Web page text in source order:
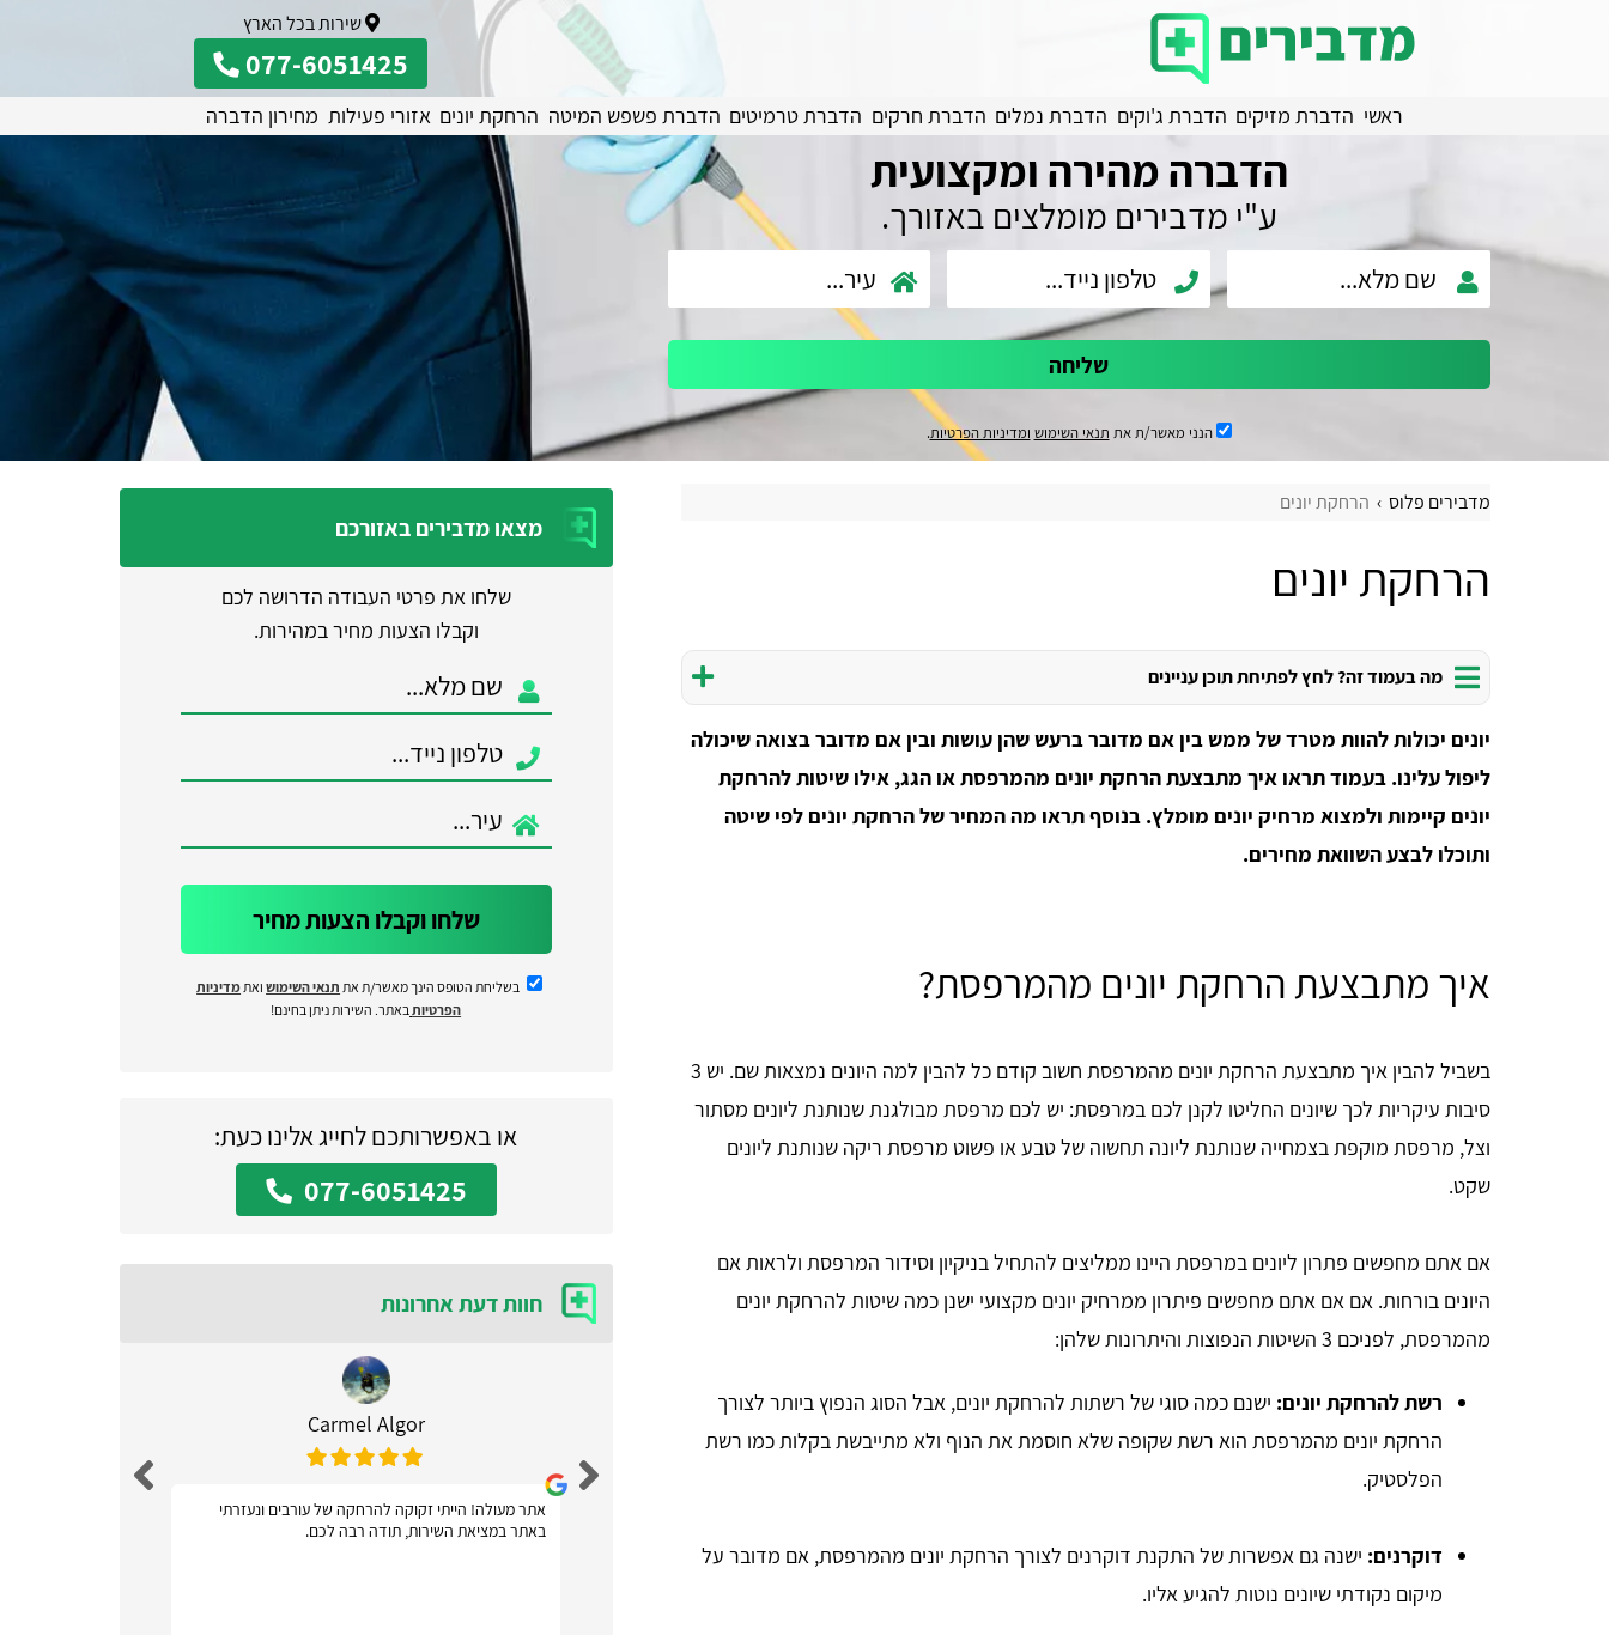
שירות בכל הארץ
077-6051425
ראשי הדברת מזיקים הדברת ג'וקים הדברת נמלים הדברת חרקים הדברת טרמיטים הדברת פשפש המיטה הרחקת יונים אזורי פעילות מחירון הדברה
הדברה מהירה ומקצועית
ע"י מדבירים מומלצים באזורך.
שליחה
הנני מאשר/ת את תנאי השימוש ומדיניות הפרטיות.
מדבירים פלוס הרחקת יונים
הרחקת יונים
מה בעמוד זה? לחץ לפתיחת תוכן עניינים
יונים יכולות להוות מטרד של ממש בין אם מדובר ברעש שהן עושות ובין אם מדובר בצואה שיכולה
ליפול עלינו. בעמוד תראו איך מתבצעת הרחקת יונים מהמרפסת או הגג, אילו שיטות להרחקת
יונים קיימות ולמצוא מרחיק יונים מומלץ. בנוסף תראו מה המחיר של הרחקת יונים לפי שיטה
ותוכלו לבצע השוואת מחירים.
איך מתבצעת הרחקת יונים מהמרפסת?
בשביל להבין איך מתבצעת הרחקת יונים מהמרפסת חשוב קודם כל להבין למה היונים נמצאות שם. יש 3
סיבות עיקריות לכך שיונים החליטו לקנן לכם במרפסת: יש לכם מרפסת מבולגנת שנותנת ליונים מסתור
וצל, מרפסת מוקפת בצמחייה שנותנת ליונה תחשוה של טבע או פשוט מרפסת ריקה שנותנת ליונים
שקט.
אם אתם מחפשים פתרון ליונים במרפסת היינו ממליצים להתחיל בניקיון וסידור המרפסת ולראות אם
היונים בורחות. אם אם אתם מחפשים פיתרון ממרחיק יונים מקצועי ישנן כמה שיטות להרחקת יונים
מהמרפסת, לפניכם 3 השיטות הנפוצות והיתרונות שלהן:
רשת להרחקת יונים: ישנם כמה סוגי של רשתות להרחקת יונים, אבל הסוג הנפוץ ביותר לצורך
הרחקת יונים מהמרפסת הוא רשת שקופה שלא חוסמת את הנוף ולא מתייבשת בקלות כמו רשת
הפלסטיק.
דוקרנים: ישנה גם אפשרות של התקנת דוקרנים לצורך הרחקת יונים מהמרפסת, אם מדובר על
מיקום נקודתי שיונים נוטות להגיע אליו.
מצאו מדבירים באזורכם
שלחו את פרטי העבודה הדרושה לכם
וקבלו הצעות מחיר במהירות.
שלחו וקבלו הצעות מחיר
בשליחת הטופס הינך מאשר/ת את תנאי השימושואתמדיניות
הפרטיותבאתר. השירות ניתן בחינם!
או באפשרותכם לחייג אלינו כעת:
077-6051425
חוות דעת אחרונות
Carmel Algor
אתר מעולה! הייתי זקוקה להרחקה של עורבים ונעזרתי
באתר במציאת השירות, תודה רבה לכם.
נטלי נובחוב אבישי אדרי
תודה לכם.